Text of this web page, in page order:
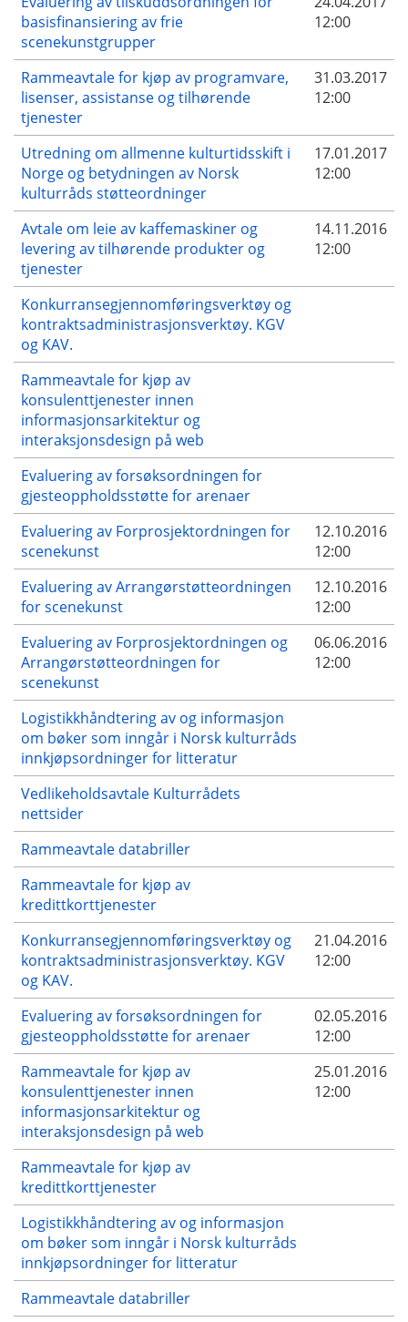
basisfinansiering av frie
scenekunstgrupper
12:00
Rammeavtale for kjøp av programvare,
lisenser, assistanse og tilhørende
tjenester
31.03.2017
12:00
Utredning om allmenne kulturtidsskift i
Norge og betydningen av Norsk
kulturråds støtteordninger
17.01.2017
12:00
Avtale om leie av kaffemaskiner og
levering av tilhørende produkter og
tjenester
14.11.2016
12:00
Konkurransegjennomføringsverktøy og
kontraktsadministrasjonsverktøy. KGV
og KAV.
Rammeavtale for kjøp av
konsulenttjenester innen
informasjonsarkitektur og
interaksjonsdesign på web
Evaluering av forsøksordningen for
gjesteoppholdsstøtte for arenaer
Evaluering av Forprosjektordningen for
scenekunst
12.10.2016
12:00
Evaluering av Arrangørstøtteordningen
for scenekunst
12.10.2016
12:00
Evaluering av Forprosjektordningen og
Arrangørstøtteordningen for
scenekunst
06.06.2016
12:00
Logistikkhåndtering av og informasjon
om bøker som inngår i Norsk kulturråds
innkjøpsordninger for litteratur
Vedlikeholdsavtale Kulturrådets
nettsider
Rammeavtale databriller
Rammeavtale for kjøp av
kredittkorttjenester
Konkurransegjennomføringsverktøy og
kontraktsadministrasjonsverktøy. KGV
og KAV.
21.04.2016
12:00
Evaluering av forsøksordningen for
gjesteoppholdsstøtte for arenaer
02.05.2016
12:00
Rammeavtale for kjøp av
konsulenttjenester innen
informasjonsarkitektur og
interaksjonsdesign på web
25.01.2016
12:00
Rammeavtale for kjøp av
kredittkorttjenester
Logistikkhåndtering av og informasjon
om bøker som inngår i Norsk kulturråds
innkjøpsordninger for litteratur
Rammeavtale databriller